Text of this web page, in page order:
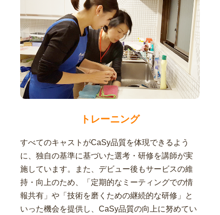
トレーニング
すべてのキャストがCaSy品質を体現できるよう
に、独自の基準に基づいた選考・研修を講師が実
施しています。また、デビュー後もサービスの維
持・向上のため、「定期的なミーティングでの情
報共有」や「技術を磨くための継続的な研修」と
いった機会を提供し、CaSy品質の向上に努めてい